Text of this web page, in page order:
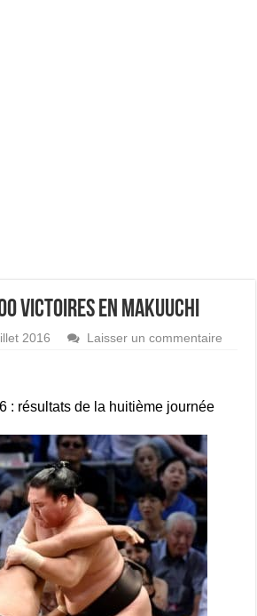
victoires en makuuchi
2016 Laisser un commentaire
: résultats de la huitième journée